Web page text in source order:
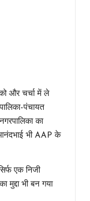
और चर्चा में ले
पंचायत
का
भी AAP के
एक निजी
मुद्दा भी बन गया